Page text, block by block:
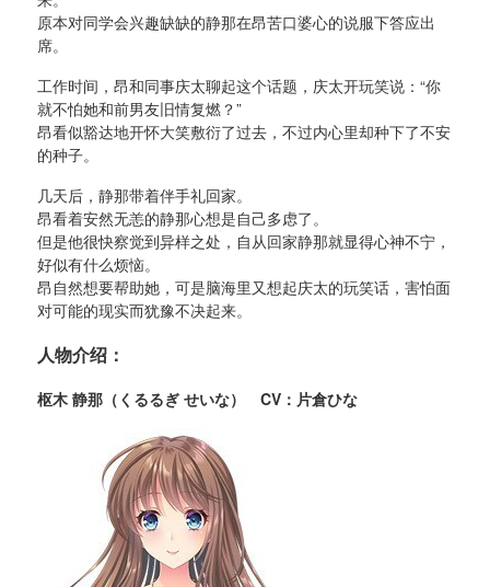
原本对同学会兴趣缺缺的静那在昂苦口婆心的说服下答应出
席。
工作时间，昂和同事庆太聊起这个话题，庆太开玩笑说：“你
就不怕她和前男友旧情复燃？”
昂看似豁达地开怀大笑敷衍了过去，不过内心里却种下了不安
的种子。
几天后，静那带着伴手礼回家。
昂看着安然无恙的静那心想是自己多虑了。
但是他很快察觉到异样之处，自从回家静那就显得心神不宁，
好似有什么烦恼。
昂自然想要帮助她，可是脑海里又想起庆太的玩笑话，害怕面
对可能的现实而犹豫不决起来。
人物介绍：
枢木 静那（くるるぎ せいな） CV：片倉ひな